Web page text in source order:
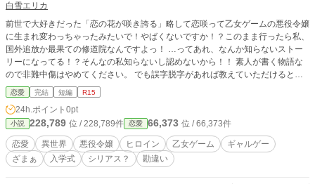
白雪エリカ
前世で大好きだった「恋の花が咲き誇る」略して恋咲って乙女ゲームの悪役令嬢
に生まれ変わっちゃったみたいで！やばくないですか！？このまま行ったら私、
国外追放か最果ての修道院なんですよっ！ …ってあれ、なんか知らないストー
リーになってる！？そんなの私知らないし認めないから！！ 素人が書く物語な
ので非難中傷はやめてください。 でも誤字脱字があれば教えていただけると幸
いです。
恋愛 完結 短編 R15
24h.ポイント 0pt
小説 228,789 位 / 228,789件 恋愛 66,373 位 / 66,373件
恋愛 異世界 悪役令嬢 ヒロイン 乙女ゲーム
ギャルゲー
ざまぁ
入学式 シリアス？ 勘違い